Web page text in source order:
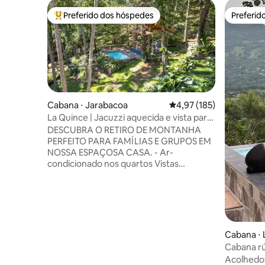
Entre os melhores preferidos dos hóspedes
Preferido dos hóspedes
Cabana ⋅ Jarabacoa 4,97 de uma avaliação
4,97 (185)
La Quince | Jacuzzi aquecida e vista para
a montanha
DESCUBRA O RETIRO DE MONTANHA
PERFEITO PARA FAMÍLIAS E GRUPOS EM
NOSSA ESPAÇOSA CASA. - Ar-
condicionado nos quartos Vistas
Cabana ⋅
Cabana
minutos